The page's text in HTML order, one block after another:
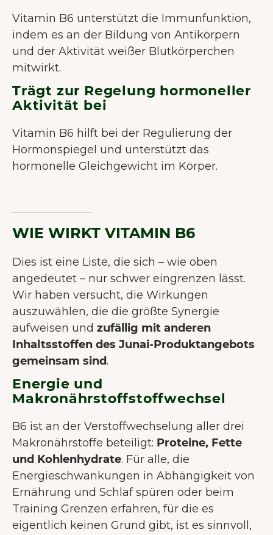
Vitamin B6 unterstützt die Immunfunktion,
indem es an der Bildung von Antikörpern
und der Aktivität weißer Blutkörperchen
mitwirkt.
Trägt zur Regelung hormoneller
Aktivität bei
Vitamin B6 hilft bei der Regulierung der
Hormonspiegel und unterstützt das
hormonelle Gleichgewicht im Körper.
WIE WIRKT VITAMIN B6
Dies ist eine Liste, die sich – wie oben
angedeutet – nur schwer eingrenzen lässt.
Wir haben versucht, die Wirkungen
auszuwählen, die die größte Synergie
aufweisen und zufällig mit anderen
Inhaltsstoffen des Junai-Produktangebots
gemeinsam sind.
Energie und
Makronährstoffstoffwechsel
B6 ist an der Verstoffwechselung aller drei
Makronährstoffe beteiligt: Proteine, Fette
und Kohlenhydrate. Für alle, die
Energieschwankungen in Abhängigkeit von
Ernährung und Schlaf spüren oder beim
Training Grenzen erfahren, für die es
eigentlich keinen Grund gibt, ist es sinnvoll,